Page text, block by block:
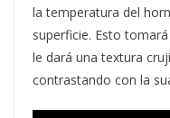
la temperatura del
superficie. Esto
le dará una textura
contrastando con la